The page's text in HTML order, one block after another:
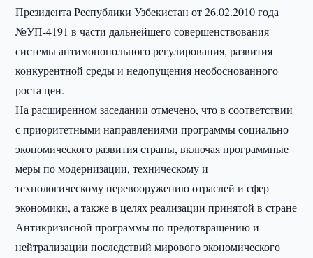
Президента Республики Узбекистан от 26.02.2010 года
№УП-4191 в части дальнейшего совершенствования
системы антимонопольного регулирования, развития
конкурентной среды и недопущения необоснованного
роста цен.
На расширенном заседании отмечено, что в соответствии
с приоритетными направлениями программы социально-
экономического развития страны, включая программные
меры по модернизации, техническому и
технологическому перевооружению отраслей и сфер
экономики, а также в целях реализации принятой в стране
Антикризисной программы по предотвращению и
нейтрализации последствий мирового экономического